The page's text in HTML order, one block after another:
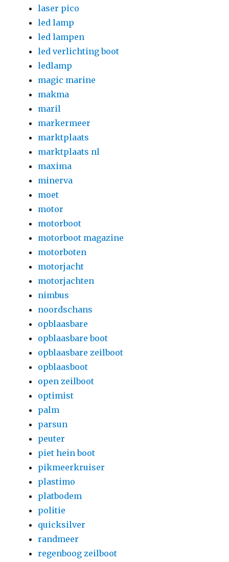
laser pico
led lamp
led lampen
led verlichting boot
ledlamp
magic marine
makma
maril
markermeer
marktplaats
marktplaats nl
maxima
minerva
moet
motor
motorboot
motorboot magazine
motorboten
motorjacht
motorjachten
nimbus
noordschans
opblaasbare
opblaasbare boot
opblaasbare zeilboot
opblaasboot
open zeilboot
optimist
palm
parsun
peuter
piet hein boot
pikmeerkruiser
plastimo
platbodem
politie
quicksilver
randmeer
regenboog zeilboot